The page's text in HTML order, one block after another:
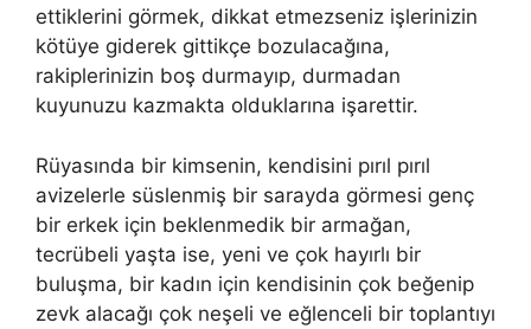
ettiklerini görmek, dikkat etmezseniz işlerinizin
kötüye giderek gittikçe bozulacağına,
rakiplerinizin boş durmayıp, durmadan
kuyunuzu kazmakta olduklarına işarettir.
Rüyasında bir kimsenin, kendisini pırıl pırıl
avizelerle süslenmiş bir sarayda görmesi genç
bir erkek için beklenmedik bir armağan,
tecrübeli yaşta ise, yeni ve çok hayırlı bir
buluşma, bir kadın için kendisinin çok beğenip
zevk alacağı çok neşeli ve eğlenceli bir toplantıyı